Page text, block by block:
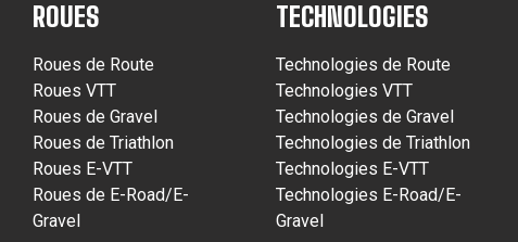
ROUES
Roues de Route
Roues VTT
Roues de Gravel
Roues de Triathlon
Roues E-VTT
Roues de E-Road/E-
Gravel
TECHNOLOGIES
Technologies de Route
Technologies VTT
Technologies de Gravel
Technologies de Triathlon
Technologies E-VTT
Technologies E-Road/E-
Gravel